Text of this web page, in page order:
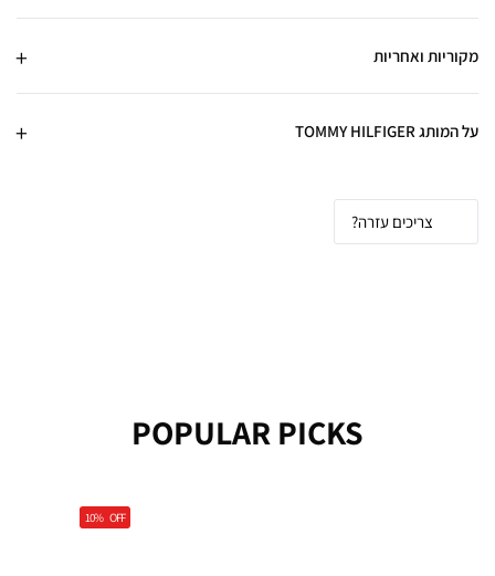
מקוריות ואחריות
על המותג TOMMY HILFIGER
צריכים עזרה?
POPULAR PICKS
10% OFF